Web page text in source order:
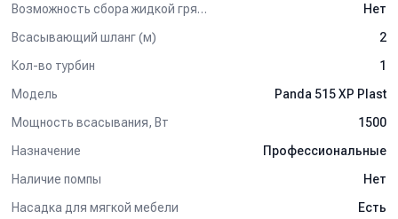
Возможность сбора жидкой грязи
Нет
Всасывающий шланг (м)
2
Кол-во турбин
1
Модель
Panda 515 XP Plast
Мощность всасывания, Вт
1500
Назначение
Профессиональные
Наличие помпы
Нет
Насадка для мягкой мебели
Есть